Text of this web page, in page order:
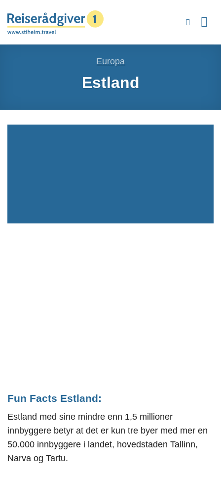
content
Europa
Estland
Fun Facts Estland:
Estland med sine mindre enn 1,5 millioner
innbyggere betyr at det er kun tre byer med mer en
50.000 innbyggere i landet, hovedstaden Tallinn,
Narva og Tartu.